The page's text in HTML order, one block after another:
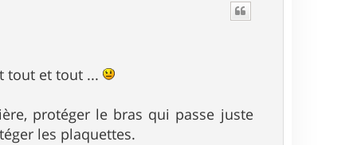
tout et tout ...
protéger le bras qui passe juste
les plaquettes.